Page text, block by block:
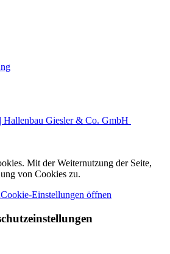
Mit der Weiternutzung der Seite,
von Cookies zu.
Cookie-Einstellungen öffnen